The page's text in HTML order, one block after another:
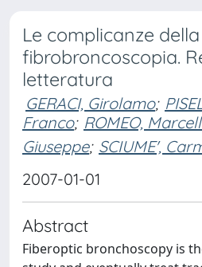
Le complicanze della
fibrobroncoscopia.
letteratura
GERACI, Girolamo;
Franco; ROMEO,
Giuseppe; SCIUME',
2007-01-01
Abstract
Fiberoptic bronchoscopy is